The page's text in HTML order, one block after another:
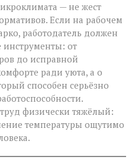
— не жест
Если на рабочем
работодатель должен
инструменты: от
до исправной
ради уюта, а о
способен серьёзно
физически тяжёлый:
температуры ощутимо